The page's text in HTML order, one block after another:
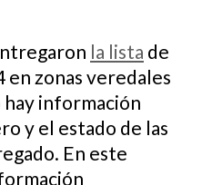
la lista de
en zonas veredales
hay información
y el estado de las
En este